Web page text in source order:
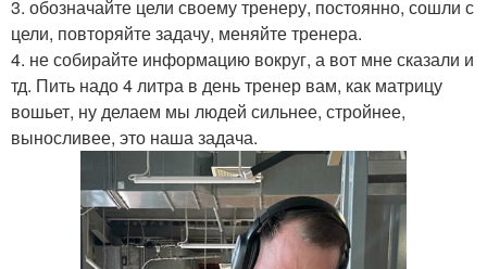
3. обозначайте цели своему тренеру, постоянно, сошли с
цели, повторяйте задачу, меняйте тренера.
4. не собирайте информацию вокруг, а вот мне сказали и
тд. Пить надо 4 литра в день тренер вам, как матрицу
вошьет, ну делаем мы людей сильнее, стройнее,
выносливее, это наша задача.